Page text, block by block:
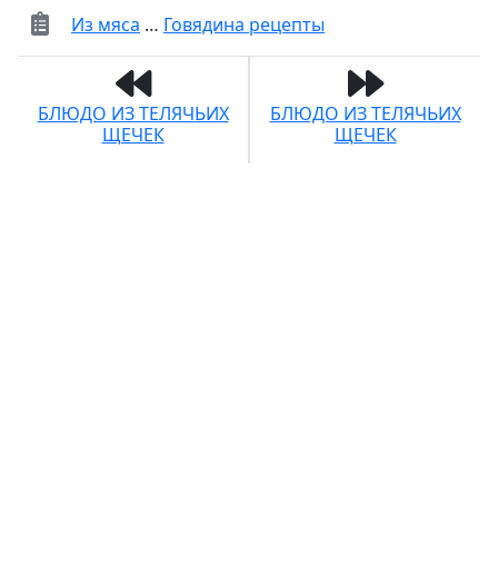
Из мяса … Говядина рецепты
БЛЮДО ИЗ ТЕЛЯЧЬИХ
ЩЕЧЕК
БЛЮДО ИЗ ТЕЛЯЧЬИХ
ЩЕЧЕК